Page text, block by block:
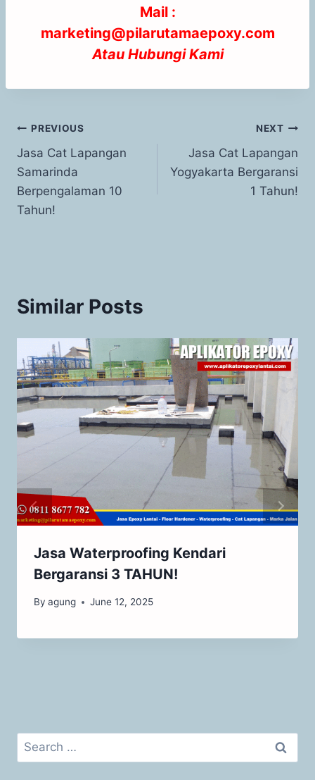
Mail :
marketing@pilarutamaepoxy.com
Atau Hubungi Kami
PREVIOUS
Jasa Cat Lapangan
Samarinda
Berpengalaman 10
Tahun!
NEXT
Jasa Cat Lapangan
Yogyakarta Bergaransi
1 Tahun!
Similar Posts
Jasa Waterproofing Kendari
Bergaransi 3 TAHUN!
By agung June 12, 2025